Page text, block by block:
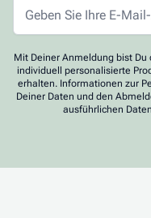
Mit Deiner Anmeldung bist
individuell personalisierte
erhalten. Informationen zur
Deiner Daten und den
ausführlichen